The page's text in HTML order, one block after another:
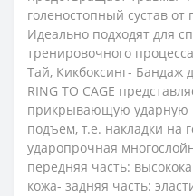
голеностопный сустав
Идеально подходят для
тренировочного
Тай, Кикбоксинг- Бандаж
RING TO CAGE
прикрывающую ударную
подъем, т.е. накладки на
ударопрочная
передняя часть:
кожа- задняя часть: